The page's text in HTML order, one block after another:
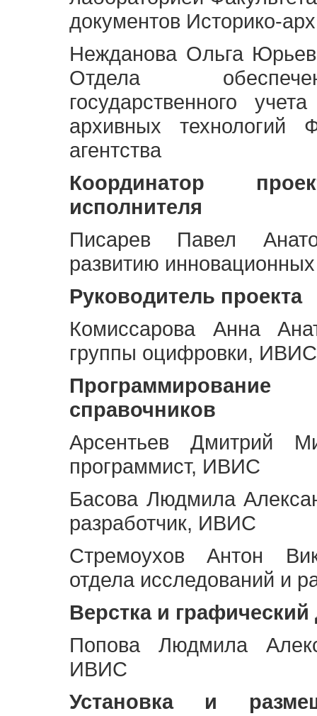
документов Историко-
Нежданова Ольга
Отдела
государственного
архивных технологий
агентства
Координатор
исполнителя
Писарев Павел
развитию
Руководитель проекта
Комиссарова Анна
группы оцифровки, ИВИС
Программирование
справочников
Арсентьев Дмитрий
программист, ИВИС
Басова Людмила
разработчик, ИВИС
Стремоухов Антон
отдела исследований и
Верстка и графический
Попова Людмила
ИВИС
Установка и